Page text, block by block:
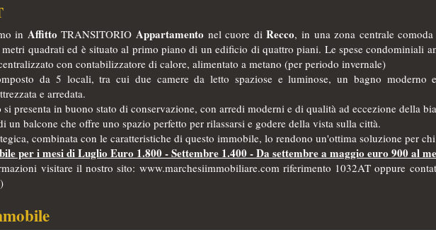
in Affitto TRANSITORIO Appartamento nel cuore diRecco, in una zona centrale
quadrati ed è situato al primo piano di un edificio di quattro piani. Le spese condominiali
con contabilizzatore di calore, alimentato a metano (per periodo invernale)
da 5 locali, tra cui due camere da letto spaziose e luminose, un bagno moderno
e arredata.
si presenta in buono stato di conservazione, con arredi moderni e di qualità ad eccezione della
un balcone che offre uno spazio perfetto per rilassarsi e godere della vista sulla città.
combinata con le caratteristiche di questo immobile, lo rendono un'ottima soluzione per
per i mesi di Luglio Euro 1.800 - Settembre 1.400 - Da settembre a maggio euro 900 al
visitare il nostro sito: www.marchesiimmobiliare.com riferimento 1032AT oppure